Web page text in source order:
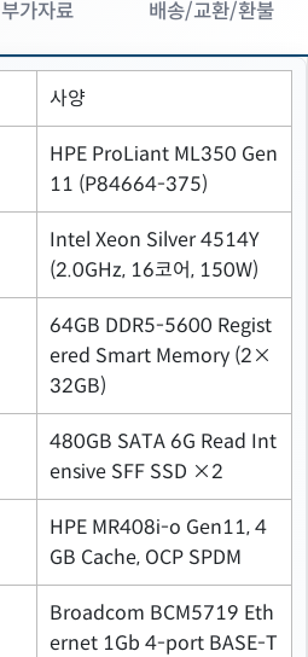
부가자료 배송/교환/환불
사양
HPE ProLiant ML350 Gen
11 (P84664-375)
Intel Xeon Silver 4514Y
(2.0GHz, 16코어, 150W)
64GB DDR5-5600 Regist
ered Smart Memory (2×
32GB)
480GB SATA 6G Read Int
ensive SFF SSD ×2
HPE MR408i-o Gen11, 4
GB Cache, OCP SPDM
Broadcom BCM5719 Eth
ernet 1Gb 4-port BASE-T